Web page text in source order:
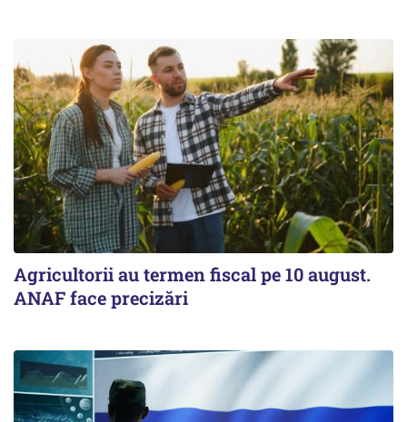
Agricultorii au termen fiscal pe 10 august.
ANAF face precizări